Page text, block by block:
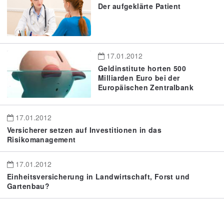
Der aufgeklärte Patient
17.01.2012
Geldinstitute horten 500
Milliarden Euro bei der
Europäischen Zentralbank
17.01.2012
Versicherer setzen auf Investitionen in das
Risikomanagement
17.01.2012
Einheitsversicherung in Landwirtschaft, Forst und
Gartenbau?